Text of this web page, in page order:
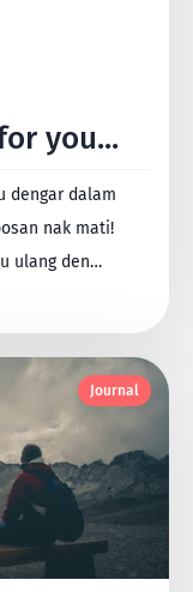
you...
dengar dalam
nak mati!
ulang den…
Journal